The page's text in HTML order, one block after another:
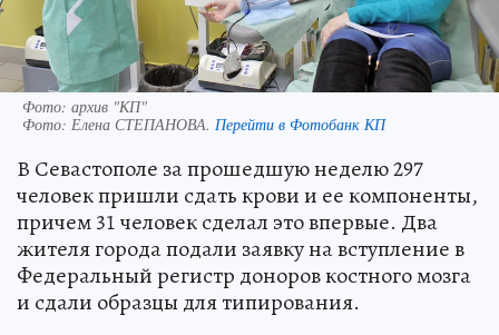
Фото: архив "КП"
Фото: Елена СТЕПАНОВА. Перейти в Фотобанк КП
В Севастополе за прошедшую неделю 297
человек пришли сдать крови и ее компоненты,
причем 31 человек сделал это впервые. Два
жителя города подали заявку на вступление в
Федеральный регистр доноров костного мозга
и сдали образцы для типирования.